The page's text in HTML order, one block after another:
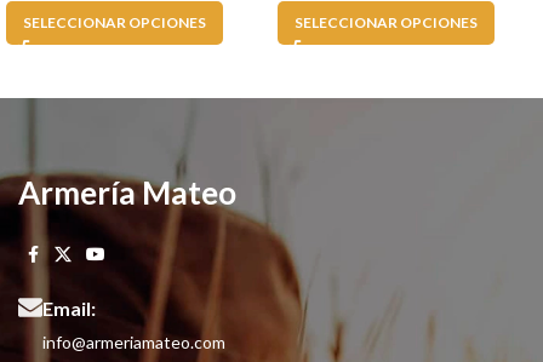
SELECCIONAR OPCIONES SELECCIONAR OPCIONES
Armería Mateo
Email:
info@armeriamateo.com